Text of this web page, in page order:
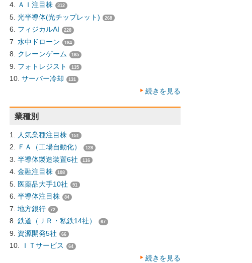
ＡＩ注目株 312
光半導体(光チップレット) 268
フィジカルAI 228
水中ドローン 184
クレーンゲーム 165
フォトレジスト 135
サーバー冷却 131
続きを見る
業種別
人気業種注目株 151
ＦＡ（工場自動化） 128
半導体製造装置6社 116
金融注目株 108
医薬品大手10社 91
半導体注目株 84
地方銀行 72
鉄道（ＪＲ・私鉄14社） 67
資源開発5社 66
ＩＴサービス 64
続きを見る